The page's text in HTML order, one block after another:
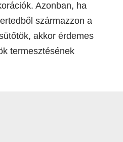
Azonban, ha
származzon a
akkor érdemes
termesztésének